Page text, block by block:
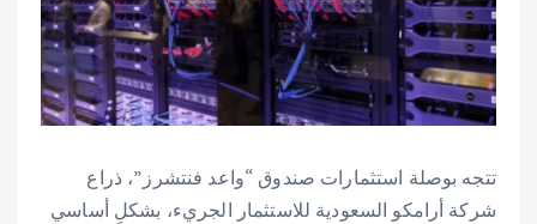
تتجه بوصلة استثمارات صندوق “واعد فنتشرز”، ذراع
شركة أرامكو السعودية للاستثمار الجريء، بشكلٍ أساسي